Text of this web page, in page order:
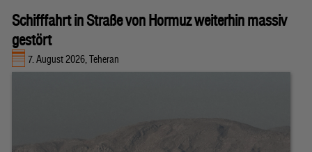
Schifffahrt in Straße von Hormuz weiterhin massiv
gestört
7. August 2026, Teheran